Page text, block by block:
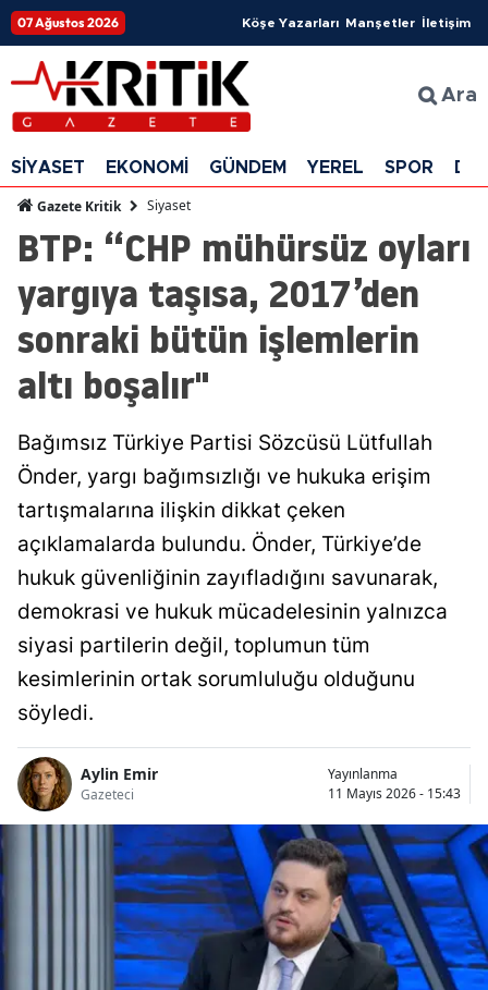
07 Ağustos 2026 Köşe Yazarları Manşetler İletişim
Ara
SİYASET EKONOMİ GÜNDEM YEREL SPOR
Gazete Kritik Siyaset
BTP: “CHP mühürsüz oyları
yargıya taşısa, 2017’den
sonraki bütün işlemlerin
altı boşalır"
Bağımsız Türkiye Partisi Sözcüsü Lütfullah
Önder, yargı bağımsızlığı ve hukuka erişim
tartışmalarına ilişkin dikkat çeken
açıklamalarda bulundu. Önder, Türkiye’de
hukuk güvenliğinin zayıfladığını savunarak,
demokrasi ve hukuk mücadelesinin yalnızca
siyasi partilerin değil, toplumun tüm
kesimlerinin ortak sorumluluğu olduğunu
söyledi.
Aylin Emir
Gazeteci
Yayınlanma
11 Mayıs 2026 - 15:43